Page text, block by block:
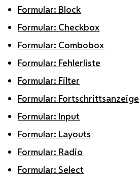
Formular: Block
Formular: Checkbox
Formular: Combobox
Formular: Fehlerliste
Formular: Filter
Formular: Fortschrittsanzeige
Formular: Input
Formular: Layouts
Formular: Radio
Formular: Select